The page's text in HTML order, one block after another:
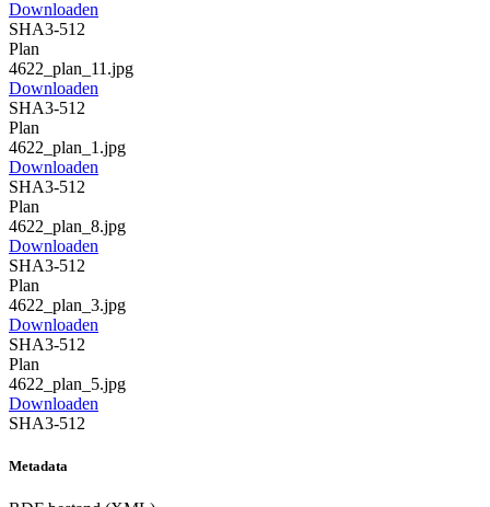
Downloaden
SHA3-512
Plan
4622_plan_11.jpg
Downloaden
SHA3-512
Plan
4622_plan_1.jpg
Downloaden
SHA3-512
Plan
4622_plan_8.jpg
Downloaden
SHA3-512
Plan
4622_plan_3.jpg
Downloaden
SHA3-512
Plan
4622_plan_5.jpg
Downloaden
SHA3-512
Metadata